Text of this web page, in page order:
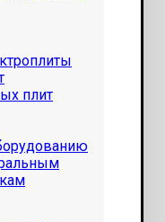
плит